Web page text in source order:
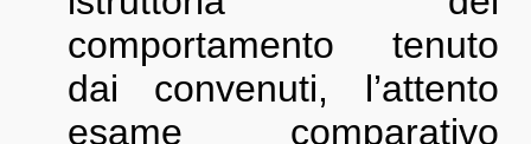
comportamento tenuto
dai convenuti, l’attento
esame comparativo